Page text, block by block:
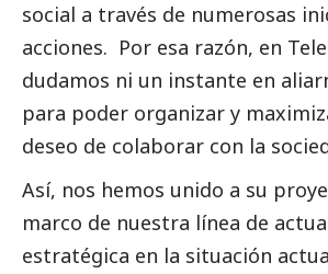
social a través de numerosas
acciones. Por esa razón, en
dudamos ni un instante en
para poder organizar y
deseo de colaborar con la
Así, nos hemos unido a su
marco de nuestra línea de
estratégica en la situación